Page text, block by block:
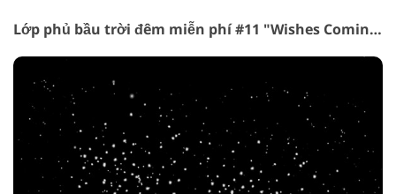
Lớp phủ bầu trời đêm miễn phí #11 "Wishes Coming True"